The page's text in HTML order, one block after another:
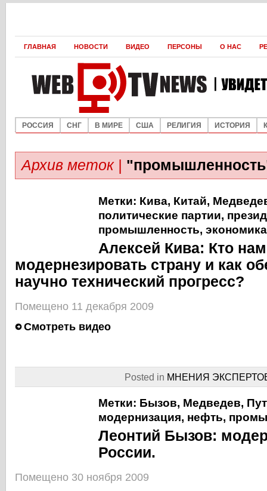
ГЛАВНАЯ НОВОСТИ ВИДЕО ПЕРСОНЫ О НАС
РОССИЯ СНГ В МИРЕ США РЕЛИГИЯ ИСТОРИЯ
Архив меток |
Метки: Кива, Китай,
политические партии,
промышленность, экономика
Алексей Кива: Кто
модернезировать страну и как
научно технический прогресс?
Помещено 11 декабря 2009
Смотреть видео
Posted in МНЕНИЯ
Метки: Бызов, Медведев,
модернизация, нефть,
Леонтий Бызов:
России.
Помещено 30 ноября 2009